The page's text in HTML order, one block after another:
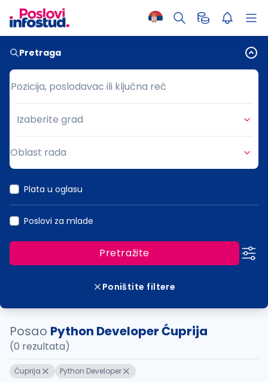
Pretraga
Pozicija, poslodavac ili ključna reč
Pozicija, poslodavac ili ključna reč
Grad
Izaberite grad
Oblast rada
Plata u oglasu
Poslovi za mlade
Pretražite
Poništite filtere
Posao Python Developer Ćuprija
(0 rezultata)
Ćuprija Python Developer